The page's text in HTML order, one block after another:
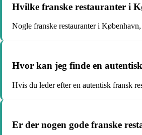
Hvilke franske restauranter i
Nogle franske restauranter i
Hvor kan jeg finde en
Hvis du leder efter en autentisk fransk
Er der nogen gode franske